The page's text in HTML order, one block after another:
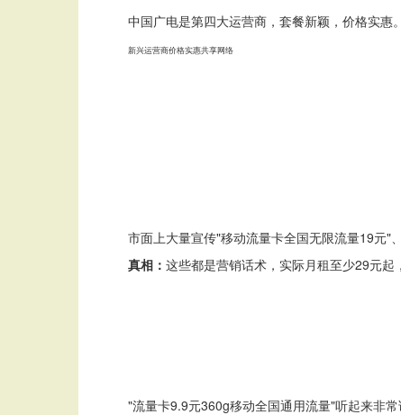
中国广电是第四大运营商，套餐新颖，价格实惠
新兴运营商价格实惠共享网络
市面上大量宣传"移动流量卡全国无限流量19元"
真相： 这些都是营销话术，实际月租至少29元起
"流量卡9.9元360g移动全国通用流量"听起来非常